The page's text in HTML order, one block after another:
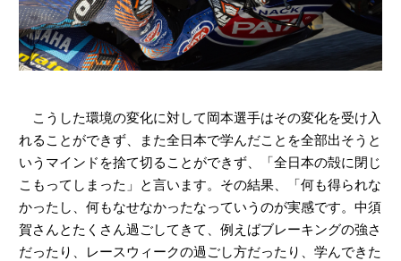
こうした環境の変化に対して岡本選手はその変化を受け入
れることができず、また全日本で学んだことを全部出そうと
いうマインドを捨て切ることができず、「全日本の殻に閉じ
こもってしまった」と言います。その結果、「何も得られな
かったし、何もなせなかったなっていうのが実感です。中須
賀さんとたくさん過ごしてきて、例えばブレーキングの強さ
だったり、レースウィークの過ごし方だったり、学んできた